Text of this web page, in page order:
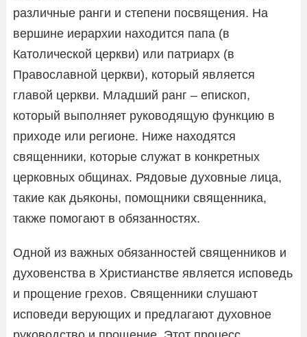
различные ранги и степени посвящения. На
вершине иерархии находится папа (в
Католической церкви) или патриарх (в
Православной церкви), который является
главой церкви. Младший ранг – епископ,
который выполняет руководящую функцию в
приходе или регионе. Ниже находятся
священники, которые служат в конкретных
церковных общинах. Рядовые духовные лица,
такие как дьяконы, помощники священника,
также помогают в обязанностях.
Одной из важных обязанностей священников и
духовенства в Христианстве является исповедь
и прощение грехов. Священники слушают
исповеди верующих и предлагают духовное